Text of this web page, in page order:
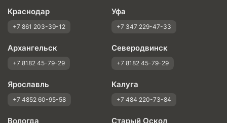
Краснодар
+7 861 203-39-12
Уфа
+7 347 229-47-33
Архангельск
+7 8182 45-79-29
Северодвинск
+7 8182 45-79-29
Ярославль
+7 4852 60-95-58
Калуга
+7 484 220-73-84
Вологда Старый Оскол